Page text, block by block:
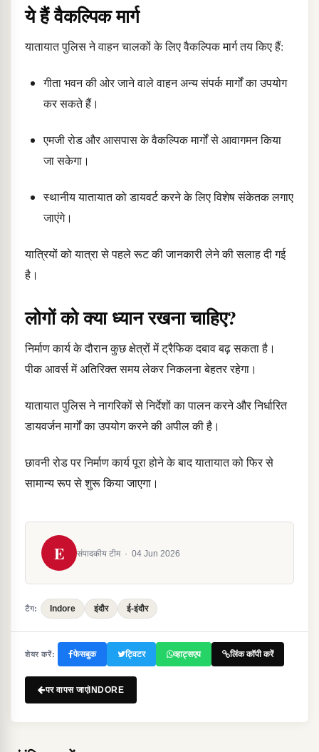
ये हैं वैकल्पिक मार्ग
यातायात पुलिस ने वाहन चालकों के लिए वैकल्पिक मार्ग तय किए हैं:
गीता भवन की ओर जाने वाले वाहन अन्य संपर्क मार्गों का उपयोग
कर सकते हैं।
एमजी रोड और आसपास के वैकल्पिक मार्गों से आवागमन किया
जा सकेगा।
स्थानीय यातायात को डायवर्ट करने के लिए विशेष संकेतक लगाए
जाएंगे।
यात्रियों को यात्रा से पहले रूट की जानकारी लेने की सलाह दी गई
है।
लोगों को क्या ध्यान रखना चाहिए?
निर्माण कार्य के दौरान कुछ क्षेत्रों में ट्रैफिक दबाव बढ़ सकता है।
पीक आवर्स में अतिरिक्त समय लेकर निकलना बेहतर रहेगा।
यातायात पुलिस ने नागरिकों से निर्देशों का पालन करने और निर्धारित
डायवर्जन मार्गों का उपयोग करने की अपील की है।
छावनी रोड पर निर्माण कार्य पूरा होने के बाद यातायात को फिर से
सामान्य रूप से शुरू किया जाएगा।
E संपादकीय टीम · 04 Jun 2026
टैग: Indore इंदौर ई-इंदौर
शेयर करें: फेसबुक ट्विटर व्हाट्सएप लिंक कॉपी करें
पर वापस जाएंINDORE